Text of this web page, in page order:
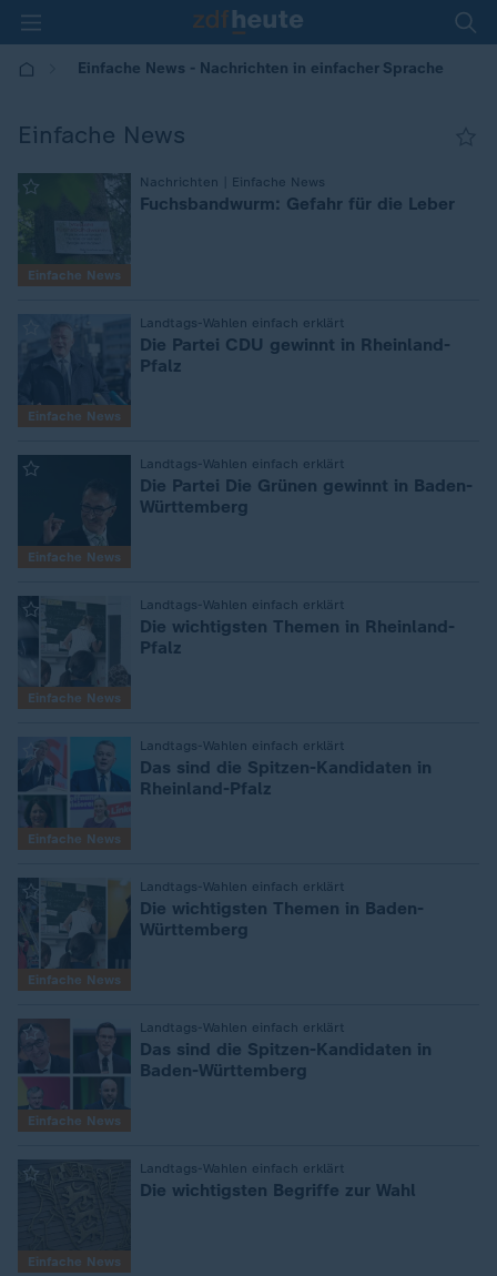
Einfache News - Nachrichten in einfacher Sprache
Einfache News
Einfache News
Nachrichten | Einfache News
: Fuchsbandwurm: Gefahr für die Leber
Einfache News
Landtags-Wahlen einfach erklärt
Die Partei CDU gewinnt in Rheinland-
Pfalz
Einfache News
Landtags-Wahlen einfach erklärt
:
Die Partei Die Grünen gewinnt in Baden-
Württemberg
Einfache News
Landtags-Wahlen einfach erklärt
:
Die wichtigsten Themen in Rheinland-
Pfalz
Einfache News
Landtags-Wahlen einfach erklärt
:
Das sind die Spitzen-Kandidaten in
Rheinland-Pfalz
Einfache News
Landtags-Wahlen einfach erklärt
:
Die wichtigsten Themen in Baden-
Württemberg
Einfache News
Landtags-Wahlen einfach erklärt
:
Das sind die Spitzen-Kandidaten in
Baden-Württemberg
Einfache News
Landtags-Wahlen einfach erklärt
: Die wichtigsten Begriffe zur Wahl